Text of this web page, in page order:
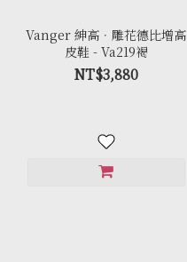
Vanger 紳高．雕花德比增高
皮鞋 - Va219褐
NT$3,880